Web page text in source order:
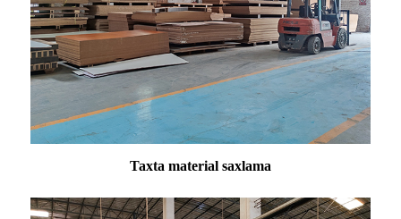
Taxta material saxlama